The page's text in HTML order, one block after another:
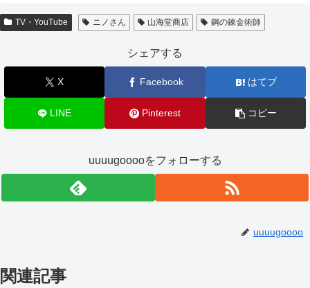
TV・YouTube ニノさん 山海堂商店 鋼の錬金術師
シェアする
X Facebook はてブ
LINE Pinterest コピー
uuuugooooをフォローする
uuuugoooo
関連記事